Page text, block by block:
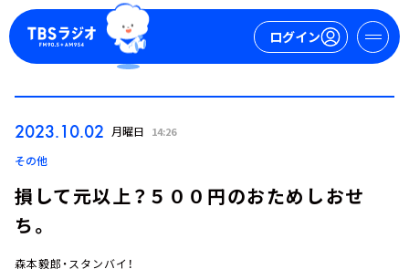
ログイン
2023.10.02 月曜日 14:26
その他
損して元以上？５００円のおためしおせ
ち。
森本毅郎・スタンバイ！